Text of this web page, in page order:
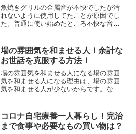
魚焼きグリルの金属音が不快でしたが汚
れないように使用してたことが原因でし
た。普通に使い始めたところ不快な音を
れの時擦れてキーキーうるさかったので
ネットで解決策を探しまし...
場の雰囲気を和ませる人！余計な
お世話を克服する方法！
場の雰囲気を和ませる人になる場の雰囲
気を和ませる人になる理由は、場の雰囲
気を和ませる人が少ないからです。なぜ
良くする人の存在が少なすぎるんです。
だから、たくさんの人が、...
コロナ自宅療養一人暮らし！完治
まで食事や必要なもの買い物は？